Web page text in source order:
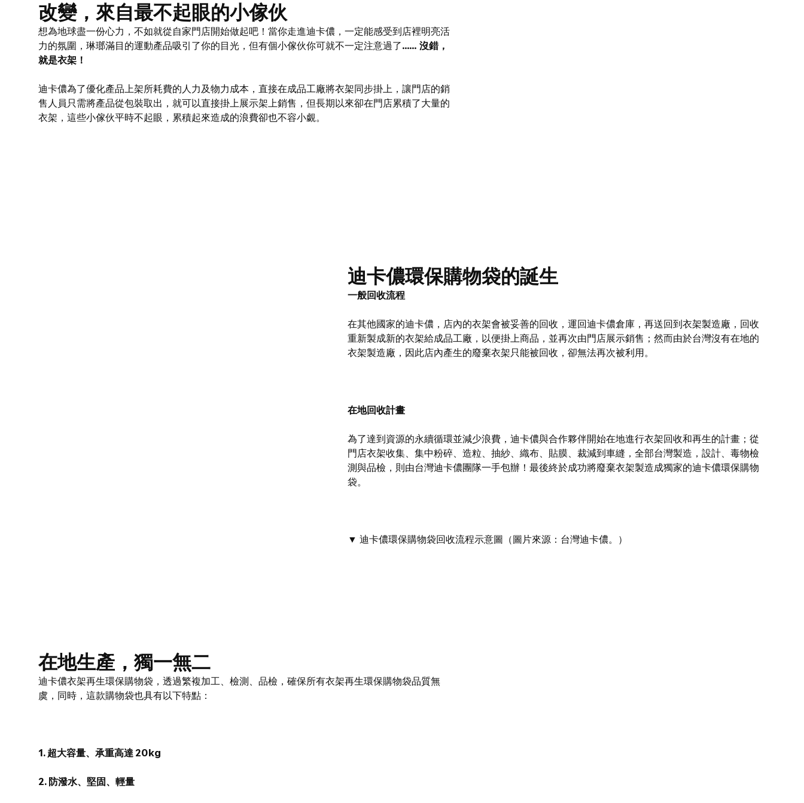
改變，來自最不起眼的小傢伙
想為地球盡一份心力，不如就從自家門店開始做起吧！當你走進迪卡儂，一定能感受到店裡明亮活
力的氛圍，琳瑯滿目的運動產品吸引了你的目光，但有個小傢伙你可就不一定注意過了...... 沒錯，
就是衣架！
迪卡儂為了優化產品上架所耗費的人力及物力成本，直接在成品工廠將衣架同步掛上，讓門店的銷
售人員只需將產品從包裝取出，就可以直接掛上展示架上銷售，但長期以來卻在門店累積了大量的
衣架，這些小傢伙平時不起眼，累積起來造成的浪費卻也不容小覷。
迪卡儂環保購物袋的誕生
一般回收流程
在其他國家的迪卡儂，店內的衣架會被妥善的回收，運回迪卡儂倉庫，再送回到衣架製造廠，回收
重新製成新的衣架給成品工廠，以便掛上商品，並再次由門店展示銷售；然而由於台灣沒有在地的
衣架製造廠，因此店內產生的廢棄衣架只能被回收，卻無法再次被利用。
在地回收計畫
為了達到資源的永續循環並減少浪費，迪卡儂與合作夥伴開始在地進行衣架回收和再生的計畫；從
門店衣架收集、集中粉碎、造粒、抽紗、織布、貼膜、裁減到車縫，全部台灣製造，設計、毒物檢
測與品檢，則由台灣迪卡儂團隊一手包辦！最後終於成功將廢棄衣架製造成獨家的迪卡儂環保購物
袋。
▼ 迪卡儂環保購物袋回收流程示意圖（圖片來源：台灣迪卡儂。）
在地生產，獨一無二
迪卡儂衣架再生環保購物袋，透過繁複加工、檢測、品檢，確保所有衣架再生環保購物袋品質無
虞，同時，這款購物袋也具有以下特點：
1. 超大容量、承重高達 20kg
2. 防潑水、堅固、輕量